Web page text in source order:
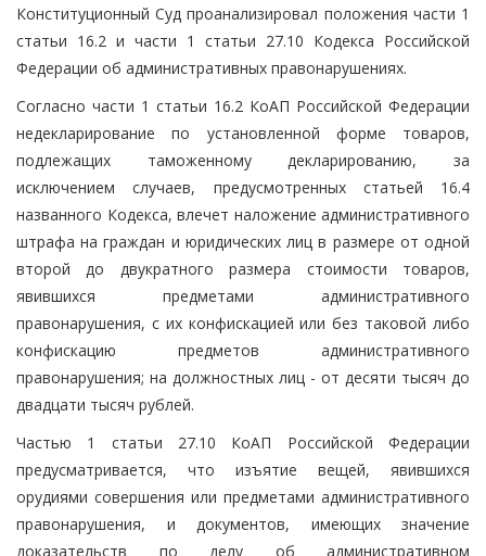
Конституционный Суд проанализировал положения части 1
статьи 16.2 и части 1 статьи 27.10 Кодекса Российской
Федерации об административных правонарушениях.
Согласно части 1 статьи 16.2 КоАП Российской Федерации
недекларирование по установленной форме товаров,
подлежащих таможенному декларированию, за
исключением случаев, предусмотренных статьей 16.4
названного Кодекса, влечет наложение административного
штрафа на граждан и юридических лиц в размере от одной
второй до двукратного размера стоимости товаров,
явившихся предметами административного
правонарушения, с их конфискацией или без таковой либо
конфискацию предметов административного
правонарушения; на должностных лиц - от десяти тысяч до
двадцати тысяч рублей.
Частью 1 статьи 27.10 КоАП Российской Федерации
предусматривается, что изъятие вещей, явившихся
орудиями совершения или предметами административного
правонарушения, и документов, имеющих значение
доказательств по делу об административном